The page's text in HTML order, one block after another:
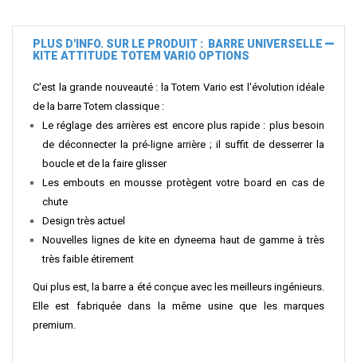
PLUS D'INFO. SUR LE PRODUIT : BARRE UNIVERSELLE
KITE ATTITUDE TOTEM VARIO OPTIONS
C'est la grande nouveauté : la Totem Vario est l'évolution idéale
de la barre Totem classique :
Le réglage des arrières est encore plus rapide : plus besoin
de déconnecter la pré-ligne arrière ; il suffit de desserrer la
boucle et de la faire glisser
Les embouts en mousse protègent votre board en cas de
chute
Design très actuel
Nouvelles lignes de kite en dyneema haut de gamme à très
très faible étirement
Qui plus est, la barre a été conçue avec les meilleurs ingénieurs.
Elle est fabriquée dans la même usine que les marques
premium.